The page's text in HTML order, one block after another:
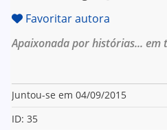
Favoritar autora
Apaixonada por histórias... em
Juntou-se em 04/09/2015
ID: 35